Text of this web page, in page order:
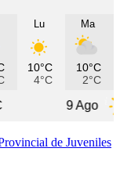
Lu
10°C
4°C
Ma
10°C
2°C
11°C